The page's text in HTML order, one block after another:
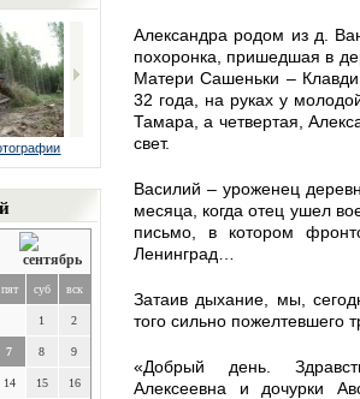
пят суб вск
1 2
7 8 9
14 15 16
Александра родом из д.
похоронка, пришедшая в
Матери Сашеньки –
32 года, на руках у
Тамара, а четвертая,
свет.
Василий – уроженец
месяца, когда отец ушел
письмо, в котором
Ленинград…
Затаив дыхание, мы,
того сильно пожелтевшего
«Добрый день.
Алексеевна и дочурки